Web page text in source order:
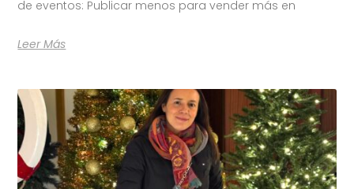
de eventos: Publicar menos para vender más en
Leer Más